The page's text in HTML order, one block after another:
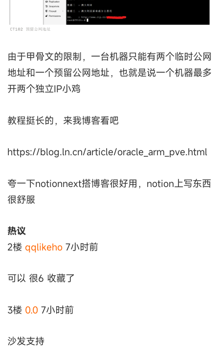
由于甲骨文的限制，一台机器只能有两个临时公网
地址和一个预留公网地址，也就是说一个机器最多
开两个独立IP小鸡
教程挺长的，来我博客看吧
https://blog.ln.cn/article/oracle_arm_pve.html
夸一下notionnext搭博客很好用，notion上写东西
很舒服
热议
2楼 qqlikeho 7小时前
可以 很6 收藏了
3楼 0.0 7小时前
沙发支持